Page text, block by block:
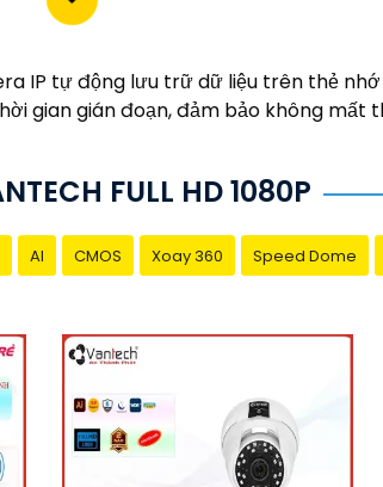
cao- Công nghệ hồng ngoại: Có
tốt để nâng cao an toàn an ninh cho
mạng chuyên về thiết bị an ninh.
IP tự động lưu trữ dữ liệu trên thẻ
gian gián đoạn, đảm bảo không
FULL HD 1080P
AI CMOS Xoay 360 Speed Dome